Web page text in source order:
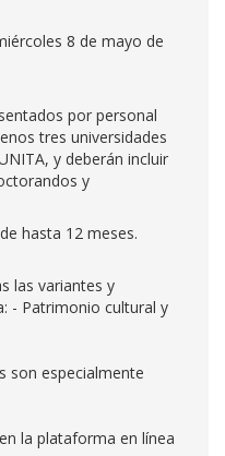
8 de mayo de
por personal
tres universidades
y deberán incluir
y
hasta 12 meses.
las variantes y
- Patrimonio cultural y
son especialmente
la plataforma en línea